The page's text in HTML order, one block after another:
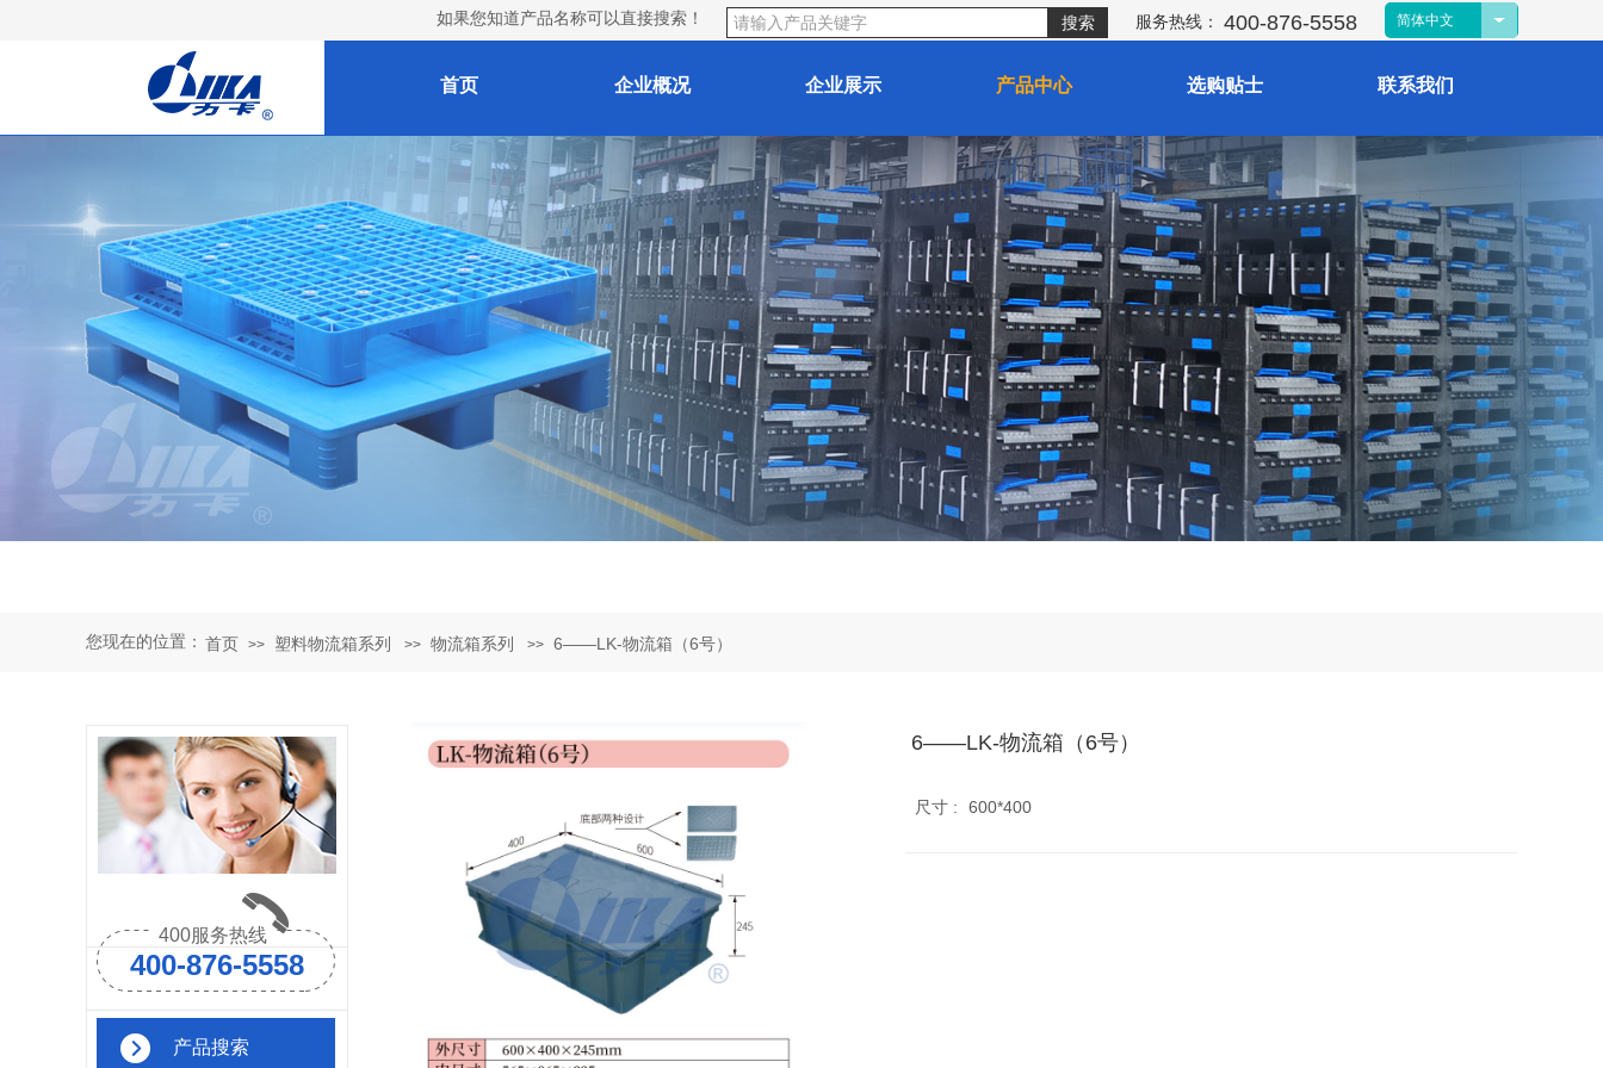
首页 >> 塑料物流箱系列 >> 物流箱系列 >> 6——LK-物流箱（6号）
您现在的位置：
产品搜索
400-876-5558
400服务热线
6——LK-物流箱（6号）
尺寸 : 600*400
首页 企业概况 企业展示 选购贴士 联系我们
产品中心
如果您知道产品名称可以直接搜索！ 服务热线： 400-876-5558
搜索 简体中文